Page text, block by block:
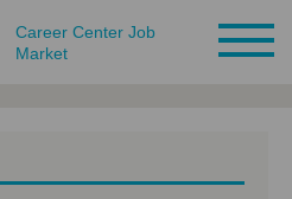
Career Center Job
Market